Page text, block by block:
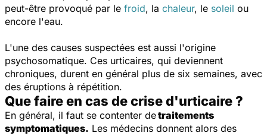
peut-être provoqué par le froid, la chaleur, le soleil ou
encore l'eau.
L'une des causes suspectées est aussi l'origine
psychosomatique. Ces urticaires, qui deviennent
chroniques, durent en général plus de six semaines, avec
des éruptions à répétition.
Que faire en cas de crise d'urticaire ?
En général, il faut se contenter detraitements
symptomatiques. Les médecins donnent alors des